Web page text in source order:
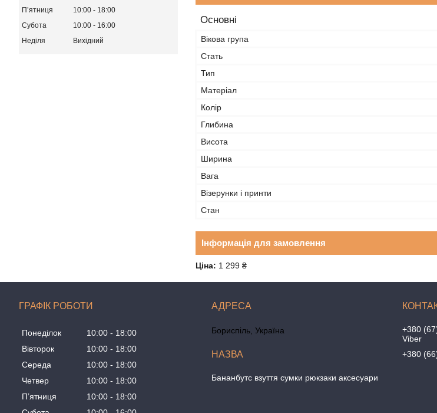
Основні
Вікова група
Стать
Тип
Матеріал
Колір
Глибина
Висота
Ширина
Вага
Візерунки і принти
Стан
Інформація для замовлення
Ціна: 1 299 ₴
Пʼятниця
10:00
18:00
Субота
10:00
16:00
Неділя
Вихідний
ГРАФІК РОБОТИ
Понеділок 10:00
18:00
Вівторок
10:00
18:00
Середа
10:00
18:00
Четвер
10:00
18:00
Пʼятниця
10:00
18:00
Бориспіль, Україна
Бананбутс взуття сумки рюкзаки аксесуари
+380
Viber
+380